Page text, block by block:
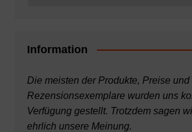
Information
Die meisten der Produkte, Preise und
Rezensionsexemplare wurden uns
Verfügung gestellt. Trotzdem sagen
ehrlich unsere Meinung.